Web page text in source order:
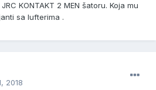
KONTAKT 2 MEN šatoru. Koja mu
sa lufterima .
2018